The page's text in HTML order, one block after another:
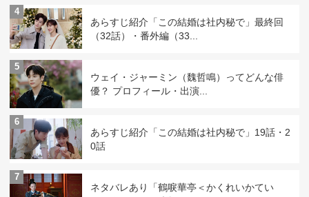
4
あらすじ紹介「この結婚は社内秘で」最終回
（32話）・番外編（33...
5
ウェイ・ジャーミン（魏哲鳴）ってどんな俳
優？ プロフィール・出演...
6
あらすじ紹介「この結婚は社内秘で」19話・2
0話
7
ネタバレあり「鶴唳華亭＜かくれいかてい